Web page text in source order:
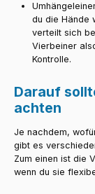
du die Hände
verteilt sich
Vierbeiner
Kontrolle.
Darauf
achten
Je nachdem,
gibt es
Zum einen ist die
wenn du sie